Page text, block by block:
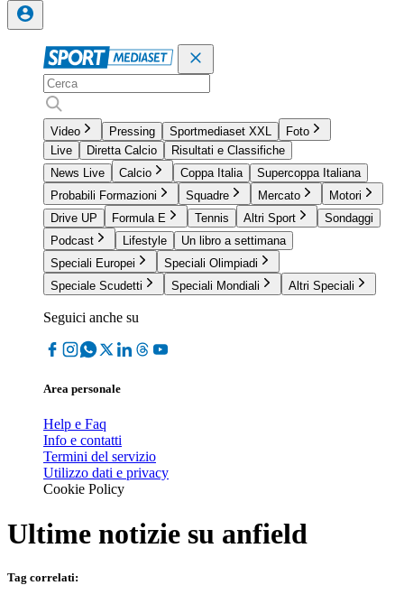
Video Pressing Sportmediaset XXL
Foto
Live
Diretta Calcio
Risultati e Classifiche
News Live
Calcio Coppa Italia
Supercoppa Italiana
Probabili Formazioni
Squadre Mercato
Motori
Drive UP
Formula E Tennis Altri Sport
Sondaggi
Podcast
Lifestyle
Un libro a settimana
Speciali Europei
Speciali Olimpiadi
Speciale Scudetti
Speciali Mondiali Altri Speciali
Seguici anche su
Area personale
Help e Faq
Info e contatti
Termini del servizio
Utilizzo dati e privacy
Cookie Policy
Ultime notizie su anfield
Tag correlati: